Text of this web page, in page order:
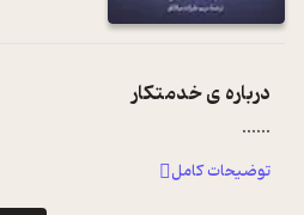
درباره یخدمتکار
...
...
توضیحات کامل